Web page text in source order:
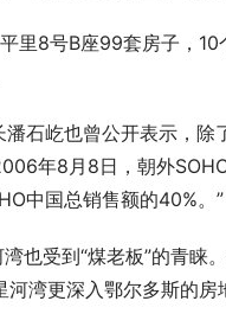
里8号B座99套房子，
潘石屹也曾公开表示，
年8月8日，朝外
中国总销售额的40%。”
湾也受到“煤老板”的青
湾更深入鄂尔多斯的房